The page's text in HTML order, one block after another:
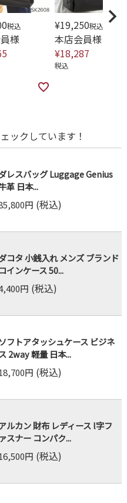
税込
様
¥19,250税込
本店会員様
¥18,287
税込
ックしています！
レスバッグ Luggage Genius
革 日本...
円 (税込)
コタ 小銭入れ メンズ ブランド
コインケース 50...
円 (税込)
ソフトアタッシュケース ビジネ
2way 軽量 日本...
円 (税込)
ルカン 財布 レディース l字フ
ァスナー コンパク...
円 (税込)